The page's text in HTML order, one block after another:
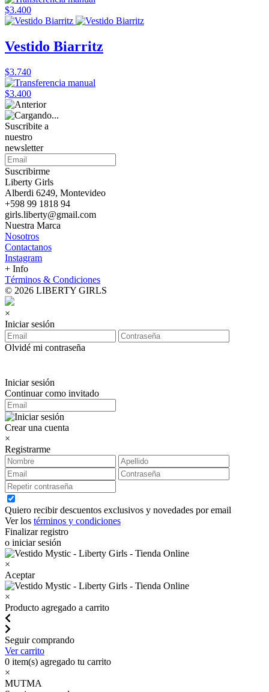
$3.400
Vestido Biarritz
$3.740
$3.400
Suscribite a
nuestro
newsletter
Suscribirme
Liberty Girls
Alberdi 6249, Montevideo
+598 99 1818 94
girls.liberty@gmail.com
Nuestra Marca
Nosotros
Contactanos
Instagram
+ Info
Términos & Condiciones
© 2026 LIBERTY GIRLS
×
Iniciar sesión
Olvidé mi contraseña
Iniciar sesión
Continuar como invitado
Crear una cuenta
×
Registrarme
Quiero recibir descuentos exclusivos y novedades por email
Ver los términos y condiciones
Finalizar registro
o iniciar sesión
×
Aceptar
×
Producto agregado a carrito
Seguir comprando
Ver carrito
0 item(s) agregado tu carrito
×
MUTMA